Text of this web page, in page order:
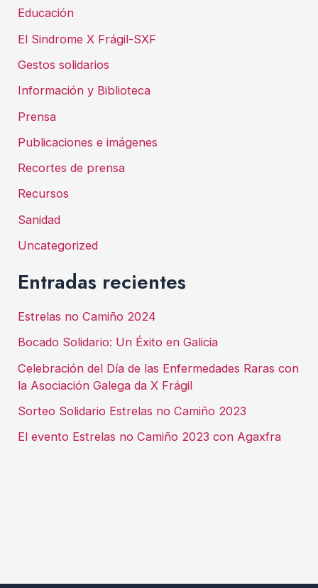
Educación
El Sindrome X Frágil-SXF
Gestos solidarios
Información y Biblioteca
Prensa
Publicaciones e imágenes
Recortes de prensa
Recursos
Sanidad
Uncategorized
Entradas recientes
Estrelas no Camiño 2024
Bocado Solidario: Un Éxito en Galicia
Celebración del Día de las Enfermedades Raras con
la Asociación Galega da X Frágil
Sorteo Solidario Estrelas no Camiño 2023
El evento Estrelas no Camiño 2023 con Agaxfra